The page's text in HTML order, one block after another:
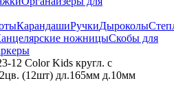
КарандашиРучкиДыроколы
ножницыСкобы для
12 Color Kids кругл. с
(12шт) дл.165мм д.10мм